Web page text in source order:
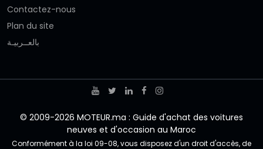
Contactez-nous
Plan du site
بالعــربيـة
© 2009-2026 MOTEUR.ma : Guide d'achat des voitures
neuves et d'occasion au Maroc
Conformément à la loi 09-08, vous disposez d'un droit d'accès, de